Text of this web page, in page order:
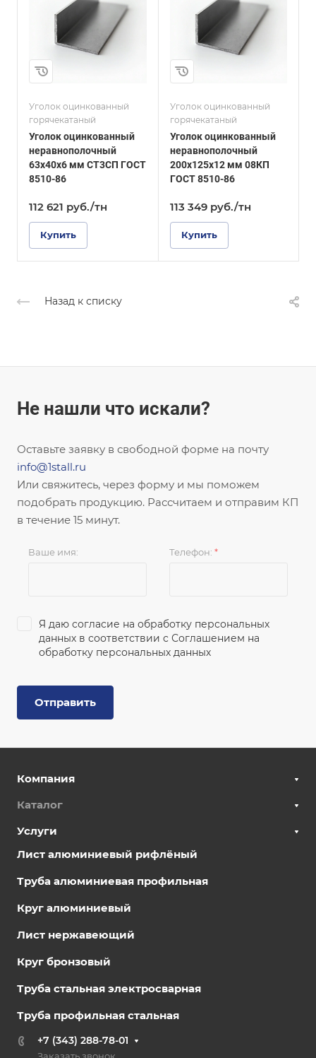
Уголок оцинкованный
горячекатаный
Уголок оцинкованный
неравнополочный
63х40х6 мм СТ3СП ГОСТ
8510-86
112 621 руб./тн
Купить
й
Высота, мм
125
08КП
ГОСТ, ТУ
ГОСТ 8510-86
Покрытие
Оцинкованное
Уголок оцинкованный
горячекатаный
Уголок оцинкованный
неравнополочный
200х125х12 мм 08КП
ГОСТ 8510-86
113 349 руб./тн
Купить
й
Высота, мм
65
С345
ГОСТ, ТУ
ГОСТ 19772-93
Покрытие
Оцинкованное
Назад к списку
Не нашли что искали?
Оставьте заявку в свободной форме на почту
info@1stall.ru
Или свяжитесь, через форму и мы поможем
подобрать продукцию. Рассчитаем и отправим КП
в течение 15 минут.
Ваше имя: Телефон: *
Я даю согласие на обработку персональных
данных в соответствии с Соглашением на
обработку персональных данных
Отправить
Компания
Каталог
Услуги
Лист алюминиевый рифлёный
Труба алюминиевая профильная
Круг алюминиевый
Лист нержавеющий
Круг бронзовый
Труба стальная электросварная
Труба профильная стальная
+7 (343) 288-78-01